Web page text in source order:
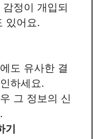
정이 개입되
있어요.
도 유사한 결
하세요.
그 정보의 신